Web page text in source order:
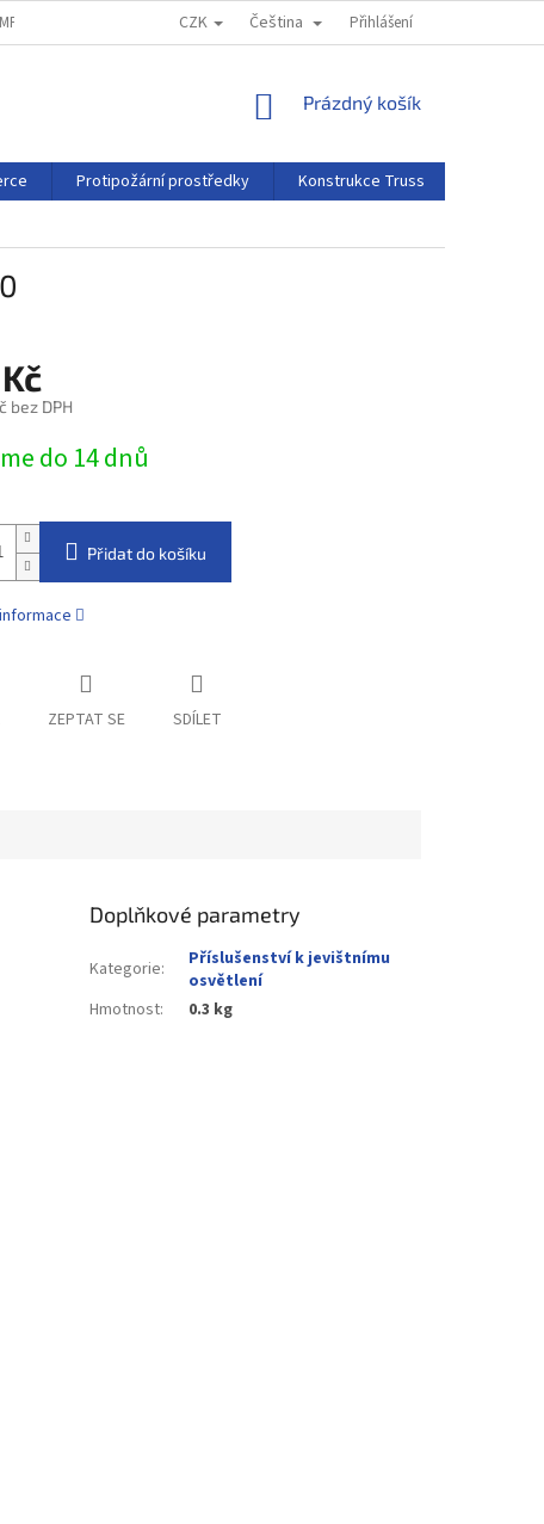
REKLAMAČNÍ ŘÁD
CZK Čeština Přihlášení
NÁKUPNÍ
Prázdný košík
Protipožární prostředky Konstrukce Truss
bez DPH
do 14 dnů
Přidat do košíku
ZEPTAT SE SDÍLET
Doplňkové parametry
Kategorie:
Příslušenství k jevištnímu
osvětlení
Hmotnost: 0.3 kg